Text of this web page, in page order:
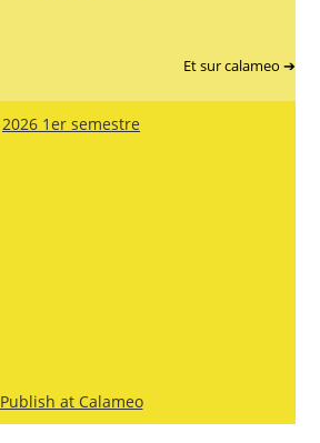
Et sur calameo ➔
2026 1er semestre
Publish at Calameo